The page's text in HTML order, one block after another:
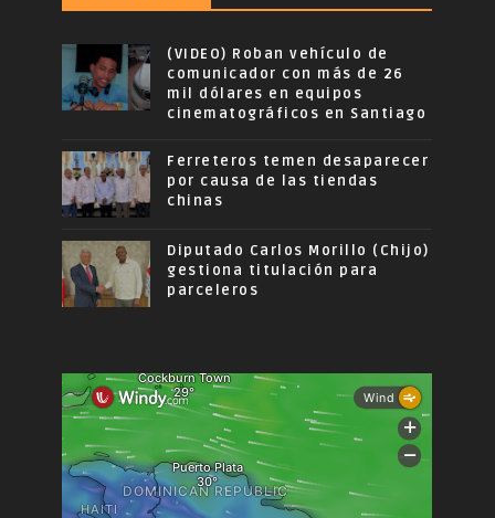
(VIDEO) Roban vehículo de
comunicador con más de 26
mil dólares en equipos
cinematográficos en Santiago
Ferreteros temen desaparecer
por causa de las tiendas
chinas
Diputado Carlos Morillo (Chijo)
gestiona titulación para
parceleros